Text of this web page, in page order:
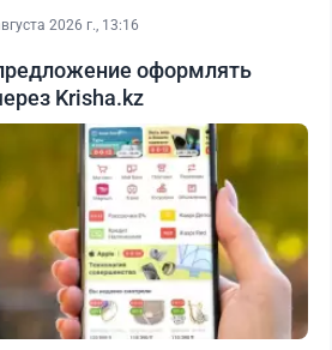
2026 г., 13:16
оформлять
Krisha.kz